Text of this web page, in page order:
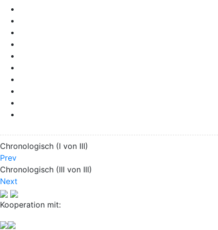
Chronologisch (I von III)
Prev
Chronologisch (III von III)
Next
Kooperation mit: